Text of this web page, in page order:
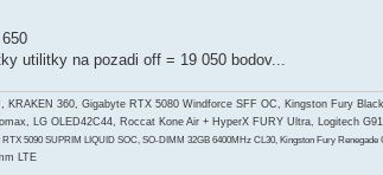
utilitky na pozadi off = 19 050 bodov...
KRAKEN 360, Gigabyte RTX 5080 Windforce SFF OC, Kingston Fury
LG OLED42C44, Roccat Kone Air + HyperX FURY Ultra, Logitech
5090 SUPRIM LIQUID SOC, SO-DIMM 32GB 6400MHz CL30, Kingston Fury
LTE